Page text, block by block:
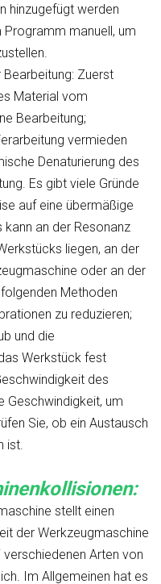
hinzugefügt werden
manuell, um
Zuerst
Material vom
Bearbeitung;
vermieden
Denaturierung des
Es gibt viele Gründe
auf eine übermäßige
kann an der Resonanz
liegen, an der
oder an der
Methoden
zu reduzieren;
und die
Werkstück fest
des
Geschwindigkeit, um
Sie, ob ein Austausch
ist.
stellt einen
der Werkzeugmaschine
verschiedenen Arten von
Im Allgemeinen hat es